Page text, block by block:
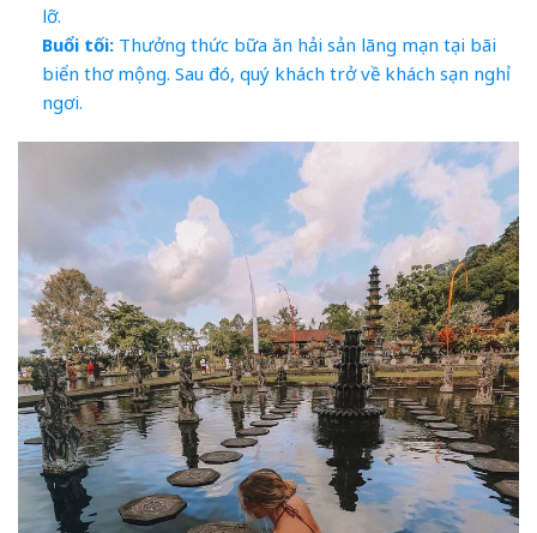
lỡ.
Buổi tối:Thưởng thức bữa ăn hải sản lãng mạn tại bãi
biển thơ mộng. Sau đó, quý khách trở về khách sạn nghỉ
ngơi.